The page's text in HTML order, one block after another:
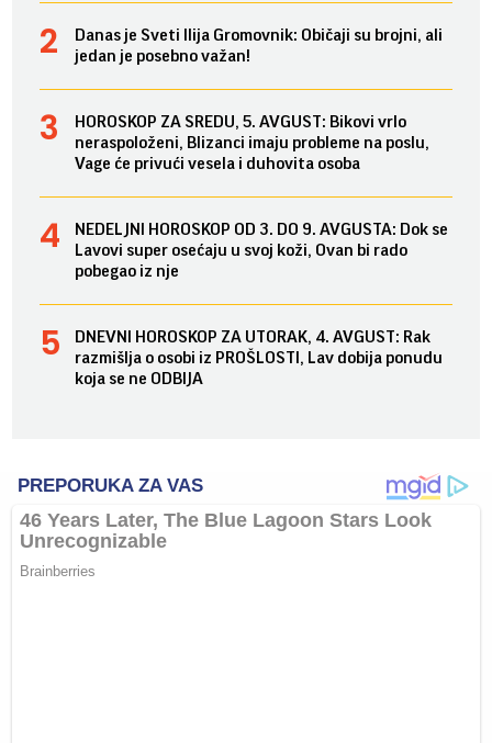
Danas je Sveti Ilija Gromovnik: Običaji su brojni, ali
jedan je posebno važan!
HOROSKOP ZA SREDU, 5. AVGUST: Bikovi vrlo
neraspoloženi, Blizanci imaju probleme na poslu,
Vage će privući vesela i duhovita osoba
NEDELJNI HOROSKOP OD 3. DO 9. AVGUSTA: Dok se
Lavovi super osećaju u svoj koži, Ovan bi rado
pobegao iz nje
DNEVNI HOROSKOP ZA UTORAK, 4. AVGUST: Rak
razmišlja o osobi iz PROŠLOSTI, Lav dobija ponudu
koja se ne ODBIJA